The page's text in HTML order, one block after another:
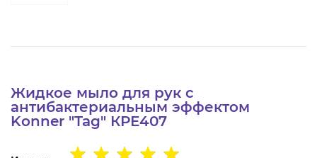
Жидкое мыло для рук с
антибактериальным эффектом
Konner "Tag" КРЕ407